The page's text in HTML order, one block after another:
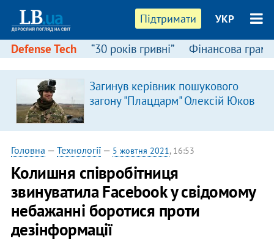
Підтримати УКР
Defense Tech “30 років гривні” Фінансова
Загинув керівник пошукового
загону "Плацдарм" Олексій Юков
Головна — Технології— 5 жовтня 2021, 16:53
Колишня співробітниця
звинуватила Facebook у свідомому
небажанні боротися проти
дезінформації